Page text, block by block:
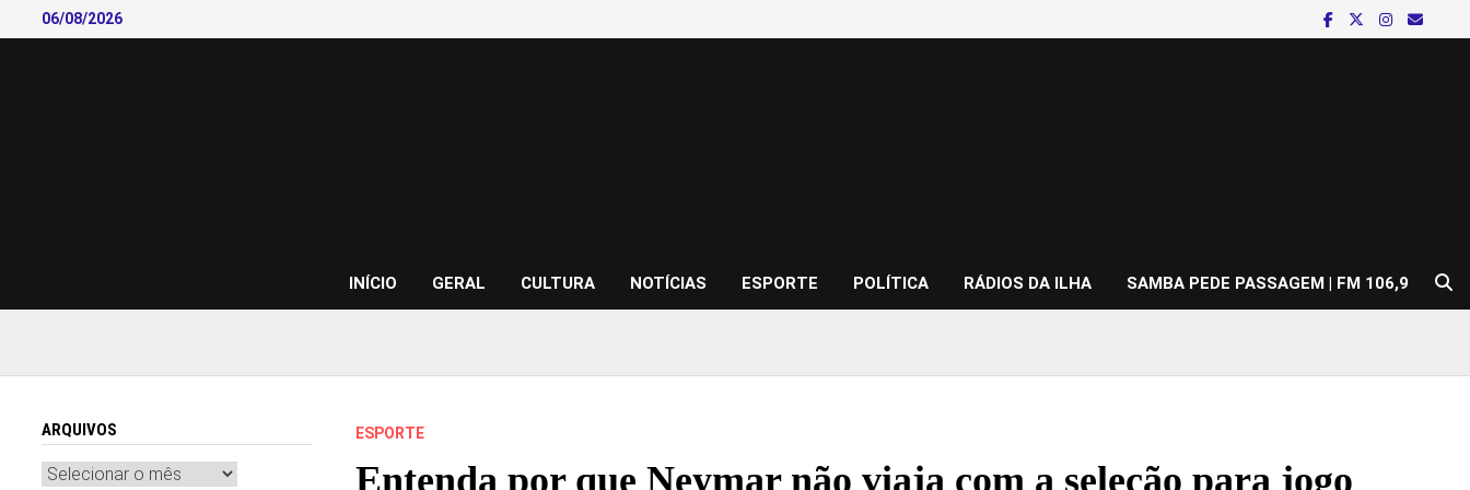
to
06/08/2026
INÍCIO GERAL CULTURA NOTÍCIAS ESPORTE POLÍTICA RÁDIOS DA ILHA SAMBA PEDE PASSAGEM | FM 106,9
ESPORTE
Entenda por que Neymar não viaja com a seleção para jogo
ARQUIVOS
Arquivos